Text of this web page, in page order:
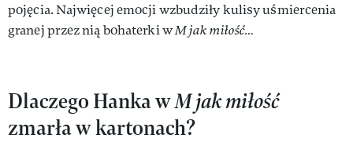
pojęcia. Najwięcej emocji wzbudziły kulisy uśmiercenia
granej przez nią bohaterki wM jak miłość…
Dlaczego Hanka wM jak miłość
zmarła w kartonach?